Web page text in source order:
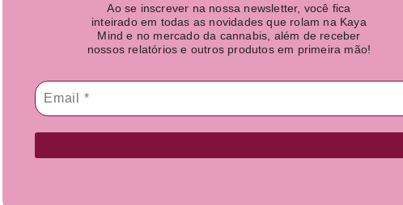
Ao se inscrever na nossa newsletter, você fica
inteirado em todas as novidades que rolam na Kaya
Mind e no mercado da cannabis, além de receber
nossos relatórios e outros produtos em primeira mão!